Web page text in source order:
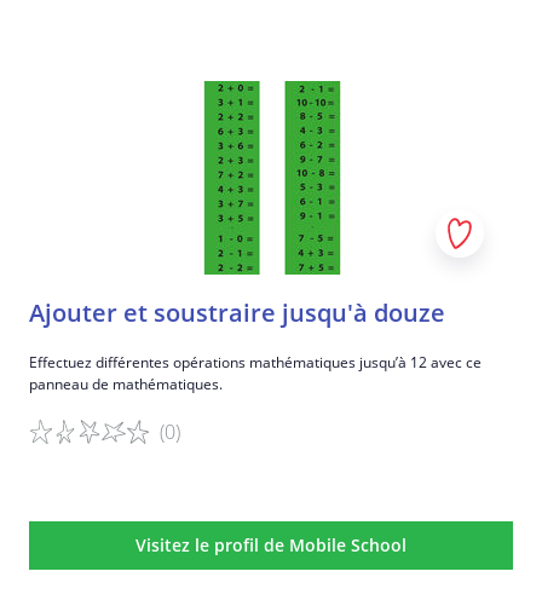
Ajouter et soustraire jusqu'à douze
Effectuez différentes opérations mathématiques jusqu’à 12 avec ce
panneau de mathématiques.
(0)
Visitez le profil de Mobile School